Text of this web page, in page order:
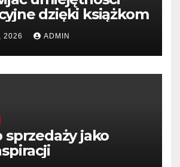
dzięki książkom
2026 ADMIN
sprzedaży jako